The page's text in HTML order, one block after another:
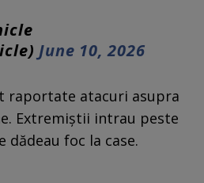
June 10, 2026
raportate atacuri asupra
Extremiştii intrau peste
dădeau foc la case.